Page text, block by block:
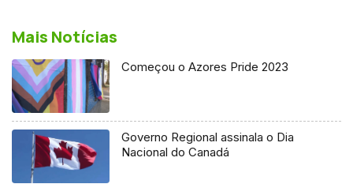
Mais Notícias
Começou o Azores Pride 2023
Governo Regional assinala o Dia
Nacional do Canadá